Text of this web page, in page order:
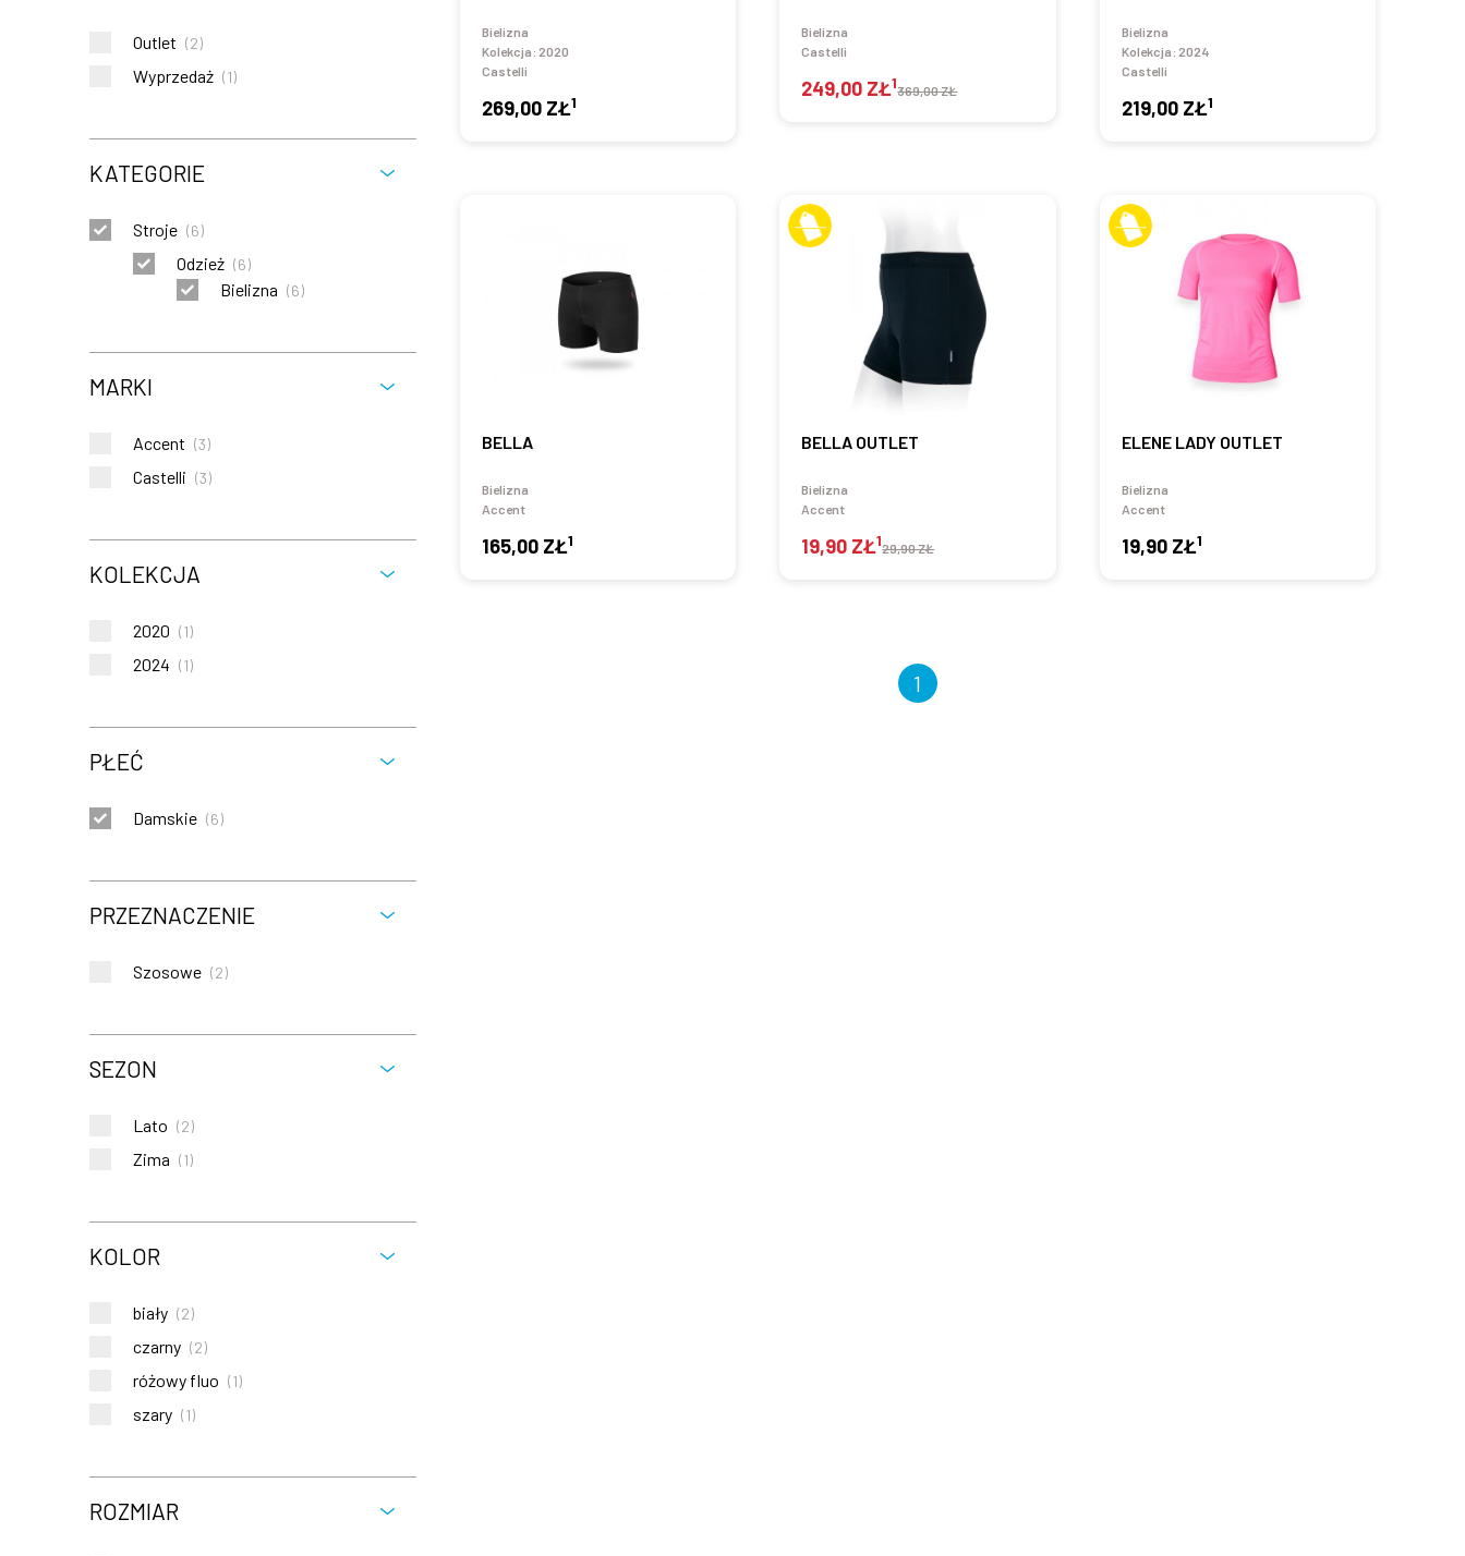
Outlet (2)
Wyprzedaż (1)
KATEGORIE
Stroje (6)
Odzież (6)
Bielizna (6)
MARKI
Accent (3)
Castelli (3)
KOLEKCJA
2020 (1)
2024 (1)
PŁEĆ
Damskie (6)
PRZEZNACZENIE
Szosowe (2)
SEZON
Lato (2)
Zima (1)
KOLOR
biały (2)
czarny (2)
różowy fluo (1)
szary (1)
ROZMIAR
Bielizna
Kolekcja: 2020
Castelli
269,00 ZŁ1
Bielizna
Castelli
249,00 ZŁ1369,00 ZŁ
Bielizna
Kolekcja: 2024
Castelli
219,00 ZŁ1
BELLA
Bielizna
Accent
165,00 ZŁ1
BELLA OUTLET
Bielizna
Accent
19,90 ZŁ129,90 ZŁ
ELENE LADY OUTLET
Bielizna
Accent
19,90 ZŁ1
1